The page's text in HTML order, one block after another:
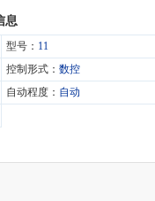
息
型号： 11
控制形式： 数控
自动程度： 自动